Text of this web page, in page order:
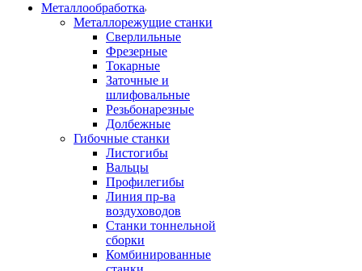
Металлообработка
Металлорежущие станки
Сверлильные
Фрезерные
Токарные
Заточные и
шлифовальные
Резьбонарезные
Долбежные
Гибочные станки
Листогибы
Вальцы
Профилегибы
Линия пр-ва
воздуховодов
Станки тоннельной
сборки
Комбинированные